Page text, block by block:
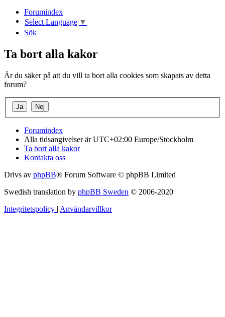
Forumindex
Select Language ▼
Sök
Ta bort alla kakor
Är du säker på att du vill ta bort alla cookies som skapats av detta
forum?
Forumindex
Alla tidsangivelser är UTC+02:00 Europe/Stockholm
Ta bort alla kakor
Kontakta oss
Drivs av phpBB® Forum Software © phpBB Limited
Swedish translation by phpBB Sweden © 2006-2020
Integritetspolicy | Användarvillkor